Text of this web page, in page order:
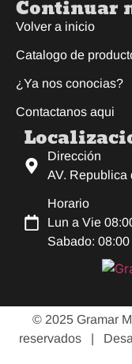
Continuar
Volver a inicio
Catalogo de
¿Ya nos conocias?
Contactanos aqui
Dirección
AV. Republica
Horario
Lun a Vie
Sabado:
© 2025 Gramar
reservados |